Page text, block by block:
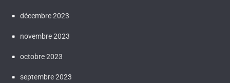
décembre 2023
novembre 2023
octobre 2023
septembre 2023